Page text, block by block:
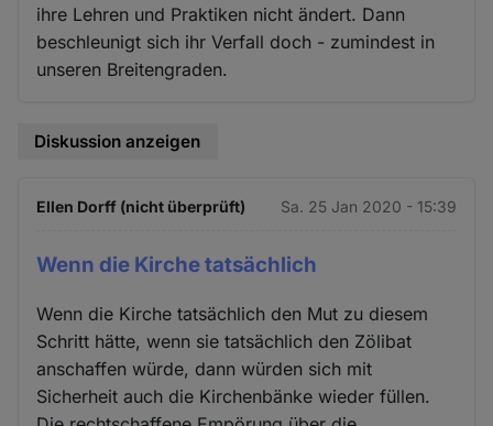
ihre Lehren und Praktiken nicht ändert. Dann
beschleunigt sich ihr Verfall doch - zumindest in
unseren Breitengraden.
Diskussion anzeigen
Ellen Dorff (nicht überprüft) Sa. 25 Jan 2020 - 15:39
Wenn die Kirche tatsächlich
Wenn die Kirche tatsächlich den Mut zu diesem
Schritt hätte, wenn sie tatsächlich den Zölibat
anschaffen würde, dann würden sich mit
Sicherheit auch die Kirchenbänke wieder füllen.